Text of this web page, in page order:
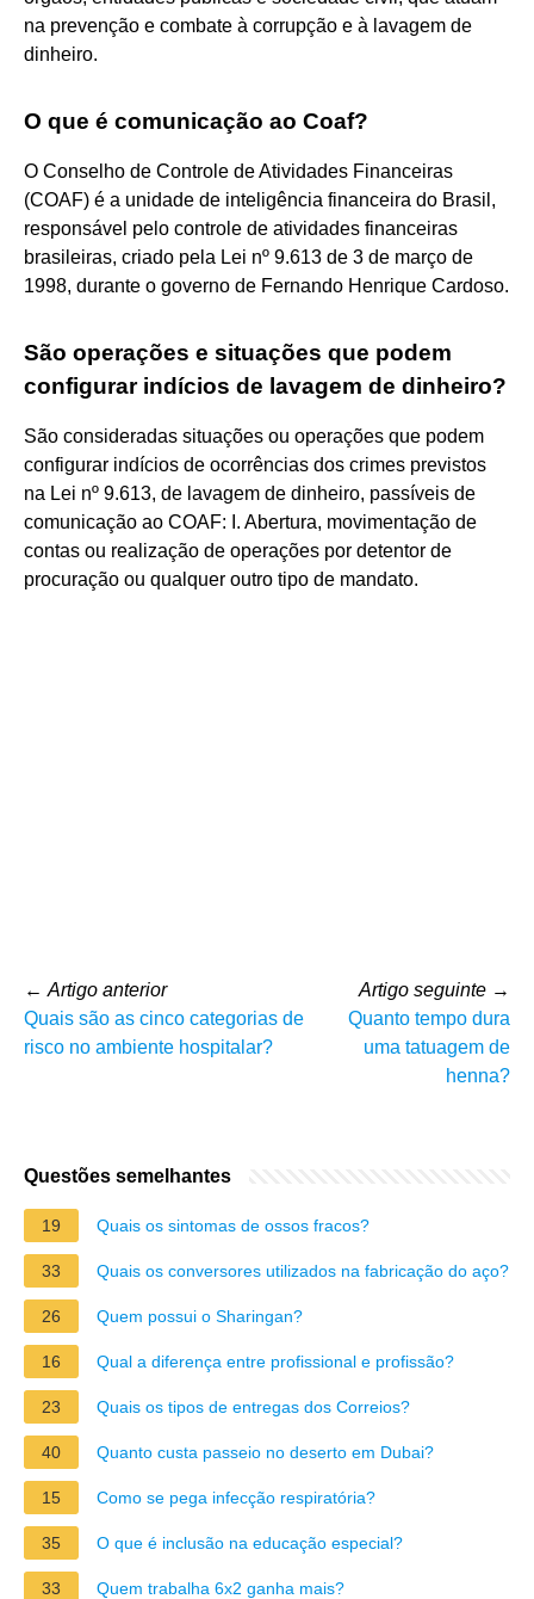
na prevenção e combate à corrupção e à lavagem de
dinheiro.
O que é comunicação ao Coaf?
O Conselho de Controle de Atividades Financeiras
(COAF) é a unidade de inteligência financeira do Brasil,
responsável pelo controle de atividades financeiras
brasileiras, criado pela Lei nº 9.613 de 3 de março de
1998, durante o governo de Fernando Henrique Cardoso.
São operações e situações que podem
configurar indícios de lavagem de dinheiro?
São consideradas situações ou operações que podem
configurar indícios de ocorrências dos crimes previstos
na Lei nº 9.613, de lavagem de dinheiro, passíveis de
comunicação ao COAF: I. Abertura, movimentação de
contas ou realização de operações por detentor de
procuração ou qualquer outro tipo de mandato.
← Artigo anterior
Quais são as cinco categorias de
risco no ambiente hospitalar?
Artigo seguinte →
Quanto tempo dura
uma tatuagem de
henna?
Questões semelhantes
19 Quais os sintomas de ossos fracos?
33 Quais os conversores utilizados na fabricação do aço?
26 Quem possui o Sharingan?
16 Qual a diferença entre profissional e profissão?
23 Quais os tipos de entregas dos Correios?
40 Quanto custa passeio no deserto em Dubai?
15 Como se pega infecção respiratória?
35 O que é inclusão na educação especial?
33 Quem trabalha 6x2 ganha mais?